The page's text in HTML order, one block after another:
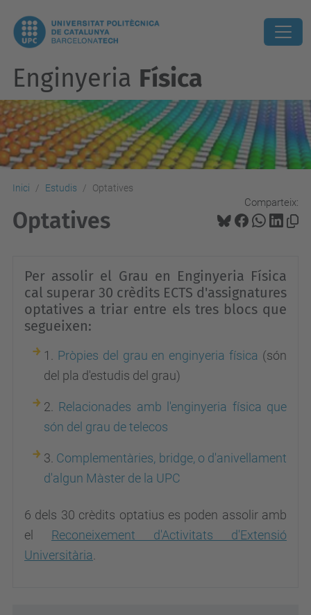
Enginyeria Física
Inici Estudis Optatives
Comparteix:
Optatives
Per assolir el Grau en Enginyeria Física
cal superar 30 crèdits ECTS d'assignatures
optatives a triar entre els tres blocs que
segueixen:
1. Pròpies del grau en enginyeria física (són
del pla d'estudis del grau)
2. Relacionades amb l'enginyeria física que
són del grau de telecos
3. Complementàries, bridge, o d'anivellament
d'algun Màster de la UPC
6 dels 30 crèdits optatius es poden assolir amb
el Reconeixement d'Activitats d'Extensió
Universitària